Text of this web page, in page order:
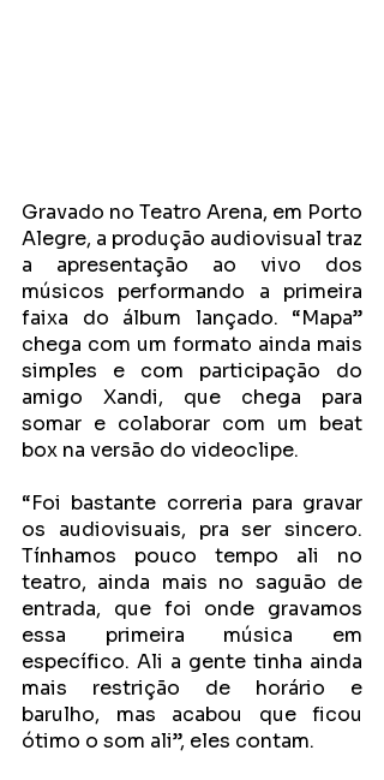
Gravado no Teatro Arena, em Porto
Alegre, a produção audiovisual traz
a apresentação ao vivo dos
músicos performando a primeira
faixa do álbum lançado. “Mapa”
chega com um formato ainda mais
simples e com participação do
amigo Xandi, que chega para
somar e colaborar com um beat
box na versão do videoclipe.
“Foi bastante correria para gravar
os audiovisuais, pra ser sincero.
Tínhamos pouco tempo ali no
teatro, ainda mais no saguão de
entrada, que foi onde gravamos
essa primeira música em
específico. Ali a gente tinha ainda
mais restrição de horário e
barulho, mas acabou que ficou
ótimo o som ali”, eles contam.